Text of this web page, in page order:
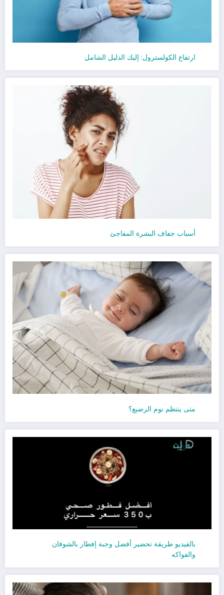
ارتفاع الكولسترول: إليك الدليل الشامل
أسباب جفاف البشرة المفاجئ
متى ينتظم نوم الرضيع؟
بالفيديو طريقة تحضير أفضل وجبة إفطار بالشوفان
والفواكه